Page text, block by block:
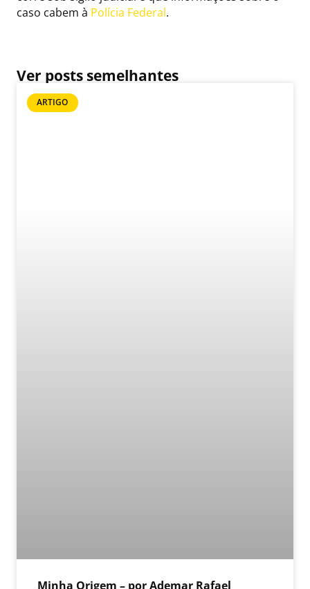
caso cabem à Polícia Federal.
Ver posts semelhantes
ARTIGO
Minha Origem – por Ademar Rafael